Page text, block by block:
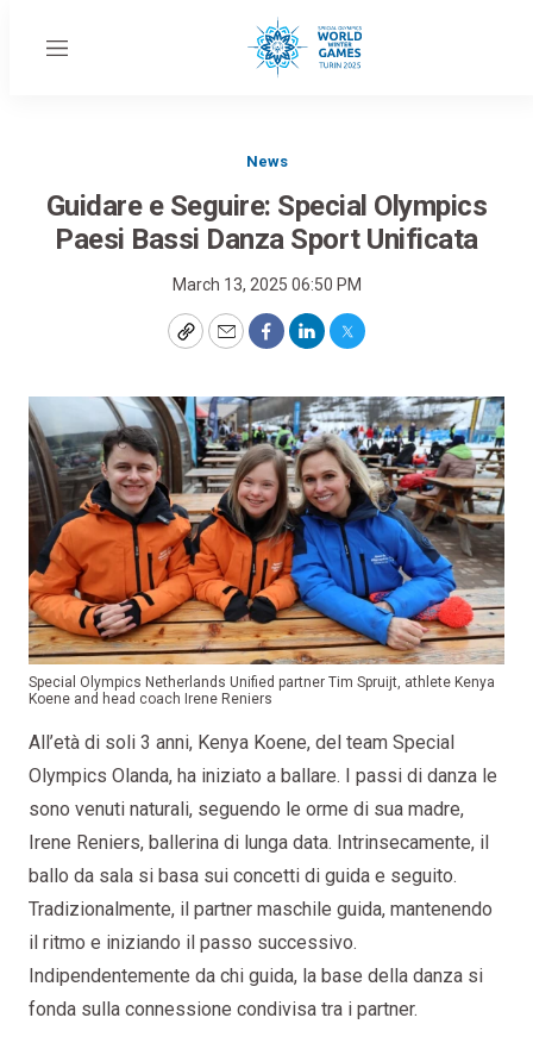
Menu
News
Guidare e Seguire: Special Olympics
Paesi Bassi Danza Sport Unificata
March 13, 2025 06:50 PM
CopyEmailFacebook
LinkedInTwitter
Special Olympics Netherlands Unified partner Tim Spruijt, athlete Kenya
Koene and head coach Irene Reniers
All’età di soli 3 anni, Kenya Koene, del team Special
Olympics Olanda, ha iniziato a ballare. I passi di danza le
sono venuti naturali, seguendo le orme di sua madre,
Irene Reniers, ballerina di lunga data. Intrinsecamente, il
ballo da sala si basa sui concetti di guida e seguito.
Tradizionalmente, il partner maschile guida, mantenendo
il ritmo e iniziando il passo successivo.
Indipendentemente da chi guida, la base della danza si
fonda sulla connessione condivisa tra i partner.